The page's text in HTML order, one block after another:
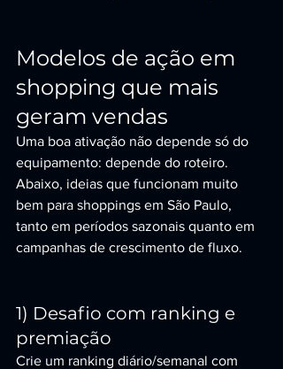
Modelos de ação em
shopping que mais
geram vendas
Uma boa ativação não depende só do
equipamento: depende do roteiro.
Abaixo, ideias que funcionam muito
bem para shoppings em São Paulo,
tanto em períodos sazonais quanto em
campanhas de crescimento de fluxo.
1) Desafio com ranking e
premiação
Crie um ranking diário/semanal com